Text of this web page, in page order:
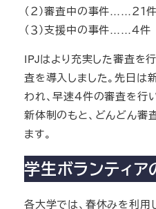
（２）審査中の事件……２１件
（３）支援中の事件……４件
IPJはより充実した審査を
査を導入しました。先日
われ、早速４件の審査を行
新体制のもと、どんどん審
ます。
学生ボランティア
各大学では、春休みを利用